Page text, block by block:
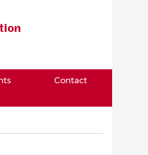
tion
Contact